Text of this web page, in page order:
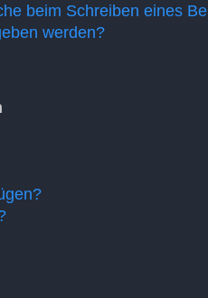
beim Schreiben eines
werden?